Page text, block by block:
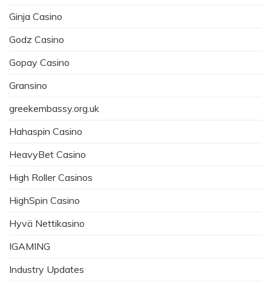
Ginja Casino
Godz Casino
Gopay Casino
Gransino
greekembassy.org.uk
Hahaspin Casino
HeavyBet Casino
High Roller Casinos
HighSpin Casino
Hyvä Nettikasino
IGAMING
Industry Updates